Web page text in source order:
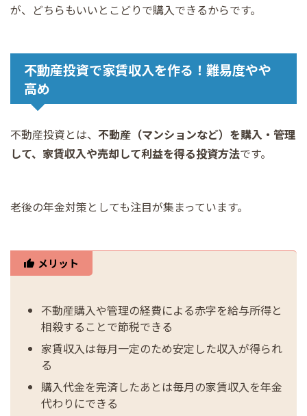
が、どちらもいいとこどりで購入できるからです。
不動産投資で家賃収入を作る！難易度やや
高め
不動産投資とは、 不動産（マンションなど）を購入・管理
して、家賃収入や売却して利益を得る投資方法です。
老後の年金対策としても注目が集まっています。
メリット
不動産購入や管理の経費による赤字を給与所得と
相殺することで節税できる
家賃収入は毎月一定のため安定した収入が得られ
る
購入代金を完済したあとは毎月の家賃収入を年金
代わりにできる